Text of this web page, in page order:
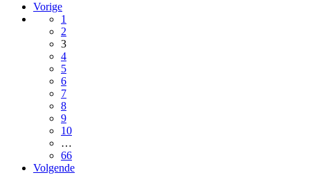
Vorige
1
2
3
4
5
6
7
8
9
10
…
66
Volgende